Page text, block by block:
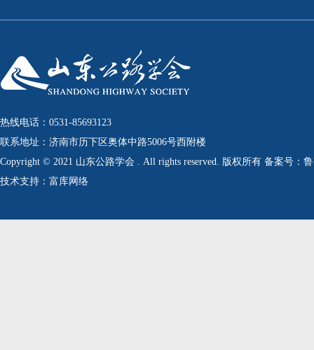
热线电话：0531-85693123
联系地址：济南市历下区奥体中路5006号西附楼
Copyright © 2021 山东公路学会 . All rights reserved. 版权所有 备案号：鲁
技术支持：富库网络